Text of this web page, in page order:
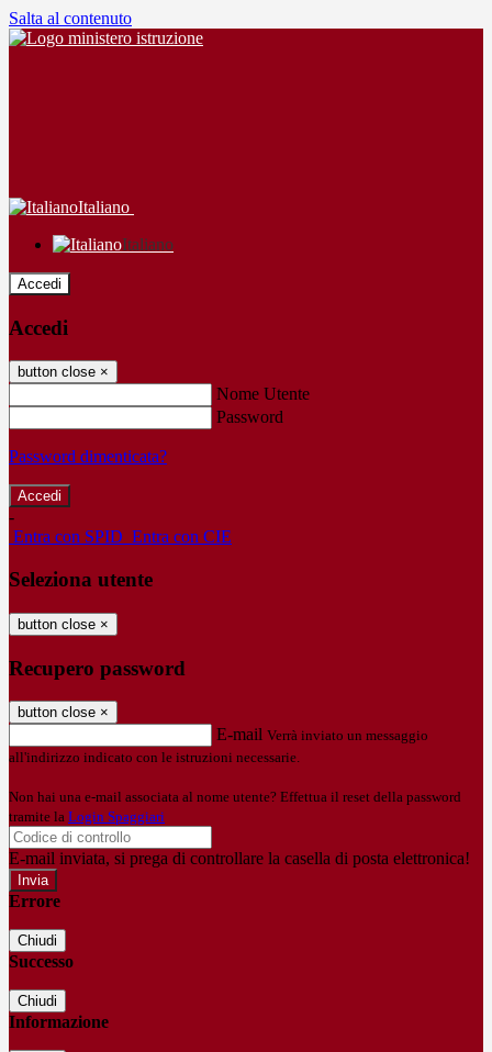
Salta al contenuto
Italiano
Italiano
Accedi
Accedi
button close ×
Nome Utente
Password
Password dimenticata?
-
Entra con SPID Entra con CIE
Seleziona utente
button close ×
Recupero password
button close ×
E-mail Verrà inviato un messaggio
all'indirizzo indicato con le istruzioni necessarie.
Non hai una e-mail associata al nome utente? Effettua il reset della password
tramite la Login Spaggiari
E-mail inviata, si prega di controllare la casella di posta elettronica!
Errore
Chiudi
Successo
Chiudi
Informazione